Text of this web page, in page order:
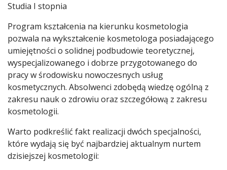
Studia I stopnia
Program kształcenia na kierunku kosmetologia
pozwala na wykształcenie kosmetologa posiadającego
umiejętności o solidnej podbudowie teoretycznej,
wyspecjalizowanego i dobrze przygotowanego do
pracy w środowisku nowoczesnych usług
kosmetycznych. Absolwenci zdobędą wiedzę ogólną z
zakresu nauk o zdrowiu oraz szczegółową z zakresu
kosmetologii.
Warto podkreślić fakt realizacji dwóch specjalności,
które wydają się być najbardziej aktualnym nurtem
dzisiejszej kosmetologii: